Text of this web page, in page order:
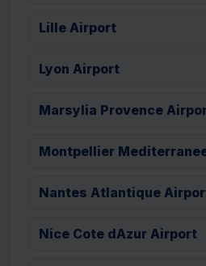
Lille Airport
Lyon Airport
Marsylia Provence
Montpellier
Nantes Atlantique
Nice Cote dAzur Airport